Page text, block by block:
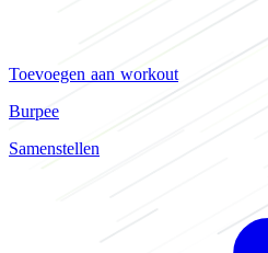
Toevoegen aan workout
Burpee
Samenstellen